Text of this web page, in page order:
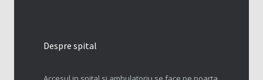
Despre spital